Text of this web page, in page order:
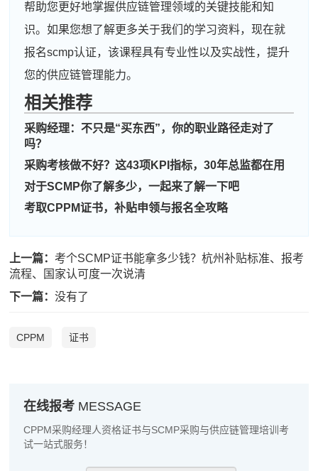
帮助您更好地掌握供应链管理领域的关键技能和知
识。如果您想了解更多关于我们的学习资料，现在就
报名scmp认证，该课程具有专业性以及实战性，提升
您的供应链管理能力。
相关推荐
采购经理：不只是“买东西”，你的职业路径走对了
吗？
采购考核做不好？这43项KPI指标，30年总监都在用
对于SCMP你了解多少，一起来了解一下吧
考取CPPM证书，补贴申领与报名全攻略
上一篇：考个SCMP证书能拿多少钱？杭州补贴标准、报考
流程、国家认可度一次说清
下一篇：没有了
CPPM 证书
在线报考 MESSAGE
CPPM采购经理人资格证书与SCMP采购与供应链管理培训考
试一站式服务！
周** 186****7720 2026-08-06
程** 181****9410 2026-08-09
133****1158 2026-08-08
李** 137****8341 2026-08-08
陈**
孔** 189****5956
越* 139****4352 2026-08-07